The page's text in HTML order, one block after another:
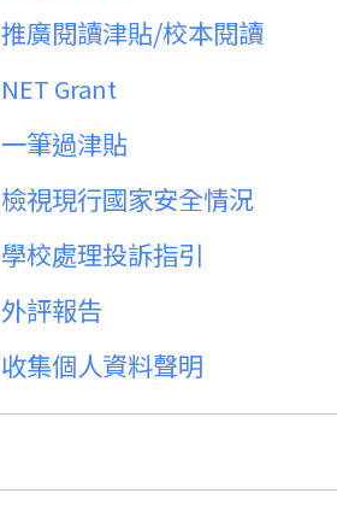
推廣閱讀津貼/校本閱讀
NET Grant
一筆過津貼
檢視現行國家安全情況
學校處理投訴指引
外評報告
收集個人資料聲明